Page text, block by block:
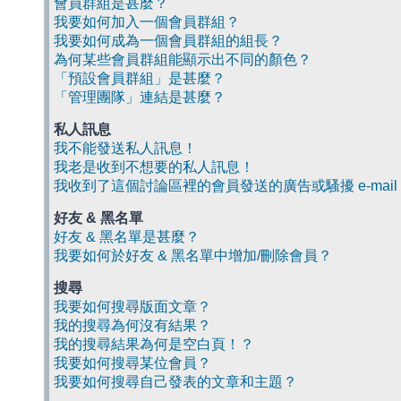
會員群組是甚麼？
我要如何加入一個會員群組？
我要如何成為一個會員群組的組長？
為何某些會員群組能顯示出不同的顏色？
「預設會員群組」是甚麼？
「管理團隊」連結是甚麼？
私人訊息
我不能發送私人訊息！
我老是收到不想要的私人訊息！
我收到了這個討論區裡的會員發送的廣告或騷擾 e-mail
好友 & 黑名單
好友 & 黑名單是甚麼？
我要如何於好友 & 黑名單中增加/刪除會員？
搜尋
我要如何搜尋版面文章？
我的搜尋為何沒有結果？
我的搜尋結果為何是空白頁！？
我要如何搜尋某位會員？
我要如何搜尋自己發表的文章和主題？